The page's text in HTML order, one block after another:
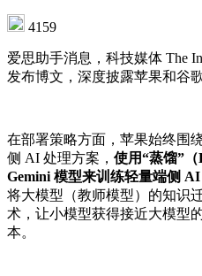
4159
爱思助手消息，科技媒体 The
发布博文，深度披露苹果和谷
在部署策略方面，苹果始终围
侧 AI 处理方案， 使用“蒸馏”
Gemini 模型来训练轻量端侧
将大模型（教师模型）的知识
术，让小模型获得接近大模型
本。